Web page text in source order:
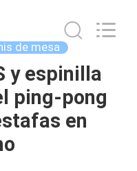
de mesa
y espinilla
ping-pong
en